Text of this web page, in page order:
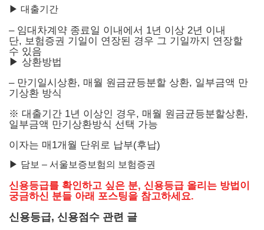
▶ 대출기간
– 임대차계약 종료일 이내에서 1년 이상 2년 이내
단, 보험증권 기일이 연장된 경우 그 기일까지 연장할
수 있음
▶ 상환방법
– 만기일시상환, 매월 원금균등분할 상환, 일부금액 만
기상환 방식
※ 대출기간 1년 이상인 경우, 매월 원금균등분할상환,
일부금액 만기상환방식 선택 가능
이자는 매1개월 단위로 납부(후납)
▶ 담보 – 서울보증보험의 보험증권
신용등급를 확인하고 싶은 분, 신용등급 올리는 방법이
궁금하신 분들 아래 포스팅을 참고하세요.
신용등급, 신용점수 관련 글